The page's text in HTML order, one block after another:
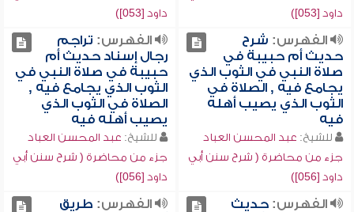
داود [053])
داود [053])
الفهرس: شرح
حديث أم حبيبة في
صلاة النبي في الثوب الذي
يجامع فيه , الصلاة في
الثوب الذي يصيب أهله
فيه
للشيخ: عبد المحسن العباد
جزء من محاضرة ( شرح سنن أبي
داود [056])
الفهرس: تراجم
رجال إسناد حديث أم
حبيبة في صلاة النبي في
الثوب الذي يجامع فيه ,
الصلاة في الثوب الذي
يصيب أهله فيه
للشيخ: عبد المحسن العباد
جزء من محاضرة ( شرح سنن أبي
داود [056])
الفهرس:حديث
الفهرس: طريق